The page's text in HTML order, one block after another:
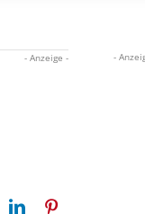
- Anzeige -
-